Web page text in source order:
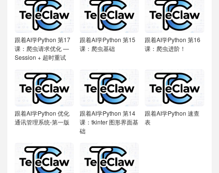
跟着AI学Python 第17
课：爬虫请求优化 —
Session + 超时重试
跟着AI学Python第15
课：爬虫基础
跟着AI学Python第16
课：爬虫进阶！
跟着AI学Python 优化
通讯管理系统-第一版
跟着AI学Python第14
课：tkinter 图形界面基
础
跟着AI学Python速查
表